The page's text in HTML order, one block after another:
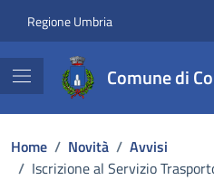
Regione Umbria
Comune di
Home / Novità / Avvisi
/ Iscrizione al Servizio